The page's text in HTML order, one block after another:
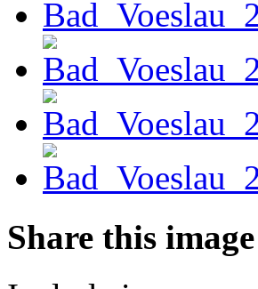
Share this